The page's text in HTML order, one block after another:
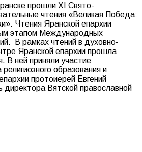
прошли ХI Свято-
чтения «Великая Победа:
Чтения Яранской епархии
этапом Международных
В рамках чтений в духовно-
Яранской епархии прошла
В ней приняли участие
образования и
протоиерей Евгений
директора Вятской православной